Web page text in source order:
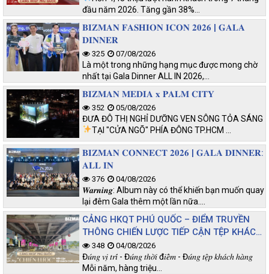
đầu năm 2026. Tăng gần 38%…
𝐁𝐈𝐙𝐌𝐀𝐍 𝐅𝐀𝐒𝐇𝐈𝐎𝐍 𝐈𝐂𝐎𝐍 𝟐𝟎𝟐𝟔 | 𝐆𝐀𝐋𝐀
𝐃𝐈𝐍𝐍𝐄𝐑
325 07/08/2026
Là một trong những hạng mục được mong chờ
nhất tại Gala Dinner ALL IN 2026,…
𝐁𝐈𝐙𝐌𝐀𝐍 𝐌𝐄𝐃𝐈𝐀 𝐱 𝐏𝐀𝐋𝐌 𝐂𝐈𝐓𝐘
352 05/08/2026
ĐƯA ĐÔ THỊ NGHỈ DƯỠNG VEN SÔNG TỎA SÁNG
TẠI "CỬA NGÕ" PHÍA ĐÔNG TP.HCM …
𝐁𝐈𝐙𝐌𝐀𝐍 𝐂𝐎𝐍𝐍𝐄𝐂𝐓 𝟐𝟎𝟐𝟔 | 𝐆𝐀𝐋𝐀 𝐃𝐈𝐍𝐍𝐄𝐑:
𝐀𝐋𝐋 𝐈𝐍
376 04/08/2026
𝑾𝒂𝒓𝒏𝒊𝒏𝒈: Album này có thể khiến bạn muốn quay
lại đêm Gala thêm một lần nữa.…
CẢNG HKQT PHÚ QUỐC – ĐIỂM TRUYỀN
THÔNG CHIẾN LƯỢC TIẾP CẬN TỆP KHÁCH
CHẤT LƯỢNG
348 04/08/2026
Đ𝑢́𝑛𝑔 𝑣𝑖̣ 𝑡𝑟𝑖́ - Đ𝑢́𝑛𝑔 𝑡ℎ𝑜̛̀𝑖 đ𝑖𝑒̂̉𝑚 - Đ𝑢́𝑛𝑔 𝑡𝑒̣̂𝑝 𝑘ℎ𝑎́𝑐ℎ ℎ𝑎̀𝑛𝑔
Mỗi năm, hàng triệu…